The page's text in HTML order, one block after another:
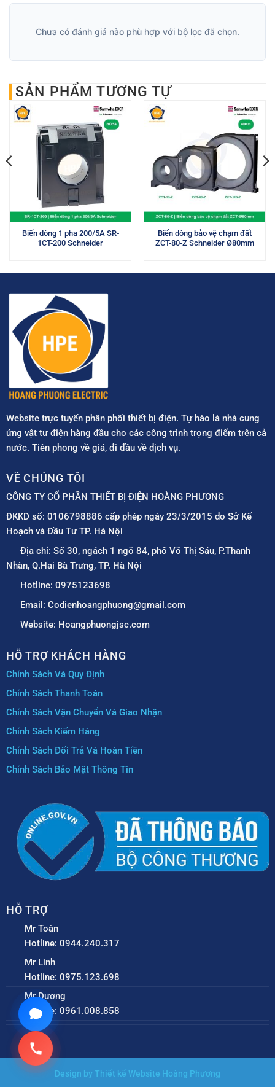
Chưa có đánh giá nào phù hợp với bộ lọc đã chọn.
SẢN PHẨM TƯƠNG TỰ
Biến dòng 1 pha 200/5A SR-
1CT-200 Schneider
Biến dòng bảo vệ chạm đất
ZCT-80-Z Schneider Ø80mm
Website trực tuyến phân phối thiết bị điện. Tự hào là nhà cung
ứng vật tư điện hàng đầu cho các công trình trọng điểm trên cả
nước. Tiên phong về giá, đi đầu về dịch vụ.
VỀ CHÚNG TÔI
CÔNG TY CỔ PHẦN THIẾT BỊ ĐIỆN HOÀNG PHƯƠNG
ĐKKD số: 0106798886 cấp phép ngày 23/3/2015 do Sở Kế
Hoạch và Đầu Tư TP. Hà Nội
Địa chỉ: Số 30, ngách 1 ngõ 84, phố Võ Thị Sáu, P.Thanh
Nhàn, Q.Hai Bà Trưng, TP. Hà Nội
Hotline: 0975123698
Email: Codienhoangphuong@gmail.com
Website: Hoangphuongjsc.com
HỖ TRỢ KHÁCH HÀNG
Chính Sách Và Quy Định
Chính Sách Thanh Toán
Chính Sách Vận Chuyển Và Giao Nhận
Chính Sách Kiểm Hàng
Chính Sách Đổi Trả Và Hoàn Tiền
Chính Sách Bảo Mật Thông Tin
HỖ TRỢ
Mr Toàn
Hotline: 0944.240.317
Mr Linh
Hotline: 0975.123.698
Mr Dương
Hotline: 0961.008.858
Design by Thiết kế Website Hoàng Phương